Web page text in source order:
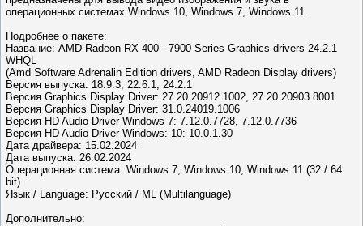
операционных системах Windows 10, Windows 7, Windows 11.
Подробнее о пакете:
Название: AMD Radeon RX 400 - 7900 Series Graphics drivers 24.2.1
WHQL
(Amd Software Adrenalin Edition drivers, AMD Radeon Display drivers)
Версия выпуска: 18.9.3, 22.6.1, 24.2.1
Версия Graphics Display Driver: 27.20.20912.1002, 27.20.20903.8001
Версия Graphics Display Driver: 31.0.24019.1006
Версия HD Audio Driver Windows 7: 7.12.0.7728, 7.12.0.7736
Версия HD Audio Driver Windows: 10: 10.0.1.30
Дата драйвера: 15.02.2024
Дата выпуска: 26.02.2024
Операционная система: Windows 7, Windows 10, Windows 11 (32 / 64
bit)
Язык / Language: Русский / ML (Multilanguage)
Дополнительно: